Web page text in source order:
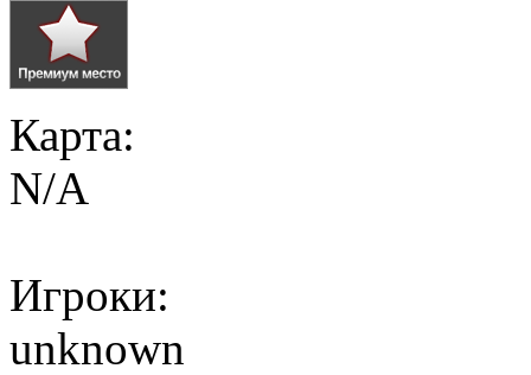
Карта:
N/A
Игроки:
unknown